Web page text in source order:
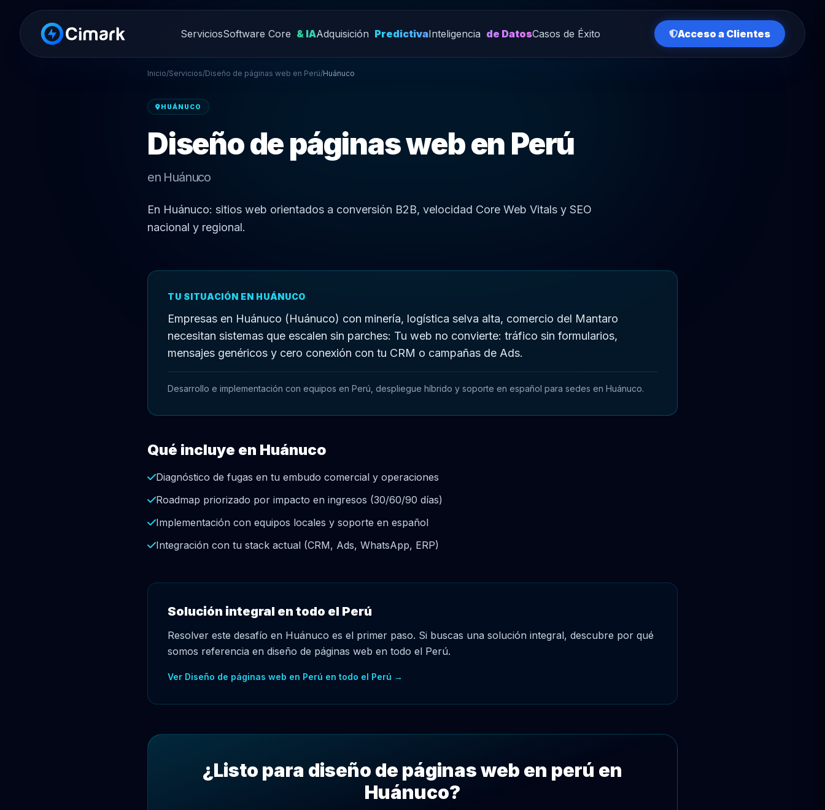
ServiciosSoftware Core & IAAdquisición PredictivaInteligencia de DatosCasos de Éxito Acceso a Clientes
Inicio/Servicios/Diseño de páginas web en Perú/Huánuco
HUÁNUCO
Diseño de páginas web en Perú
en Huánuco
En Huánuco: sitios web orientados a conversión B2B, velocidad Core Web Vitals y SEO
nacional y regional.
TU SITUACIÓN EN HUÁNUCO
Empresas en Huánuco (Huánuco) con minería, logística selva alta, comercio del Mantaro
necesitan sistemas que escalen sin parches: Tu web no convierte: tráfico sin formularios,
mensajes genéricos y cero conexión con tu CRM o campañas de Ads.
Desarrollo e implementación con equipos en Perú, despliegue híbrido y soporte en español para sedes en Huánuco.
Qué incluye en Huánuco
Diagnóstico de fugas en tu embudo comercial y operaciones
Roadmap priorizado por impacto en ingresos (30/60/90 días)
Implementación con equipos locales y soporte en español
Integración con tu stack actual (CRM, Ads, WhatsApp, ERP)
Solución integral en todo el Perú
Resolver este desafío en Huánuco es el primer paso. Si buscas una solución integral, descubre por qué
somos referencia en diseño de páginas web en todo el Perú.
Ver Diseño de páginas web en Perú en todo el Perú →
¿Listo para diseño de páginas web en perú en
Huánuco?